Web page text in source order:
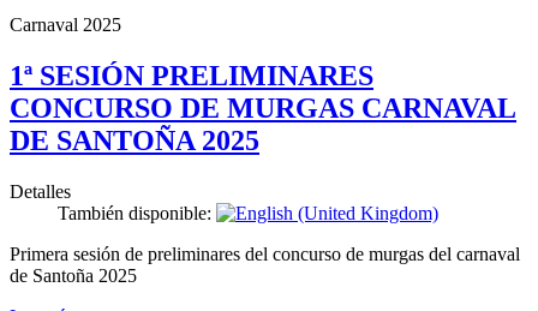
Carnaval 2025
1ª SESIÓN PRELIMINARES
CONCURSO DE MURGAS CARNAVAL
DE SANTOÑA 2025
Detalles
También disponible:
Primera sesión de preliminares del concurso de murgas del carnaval
de Santoña 2025